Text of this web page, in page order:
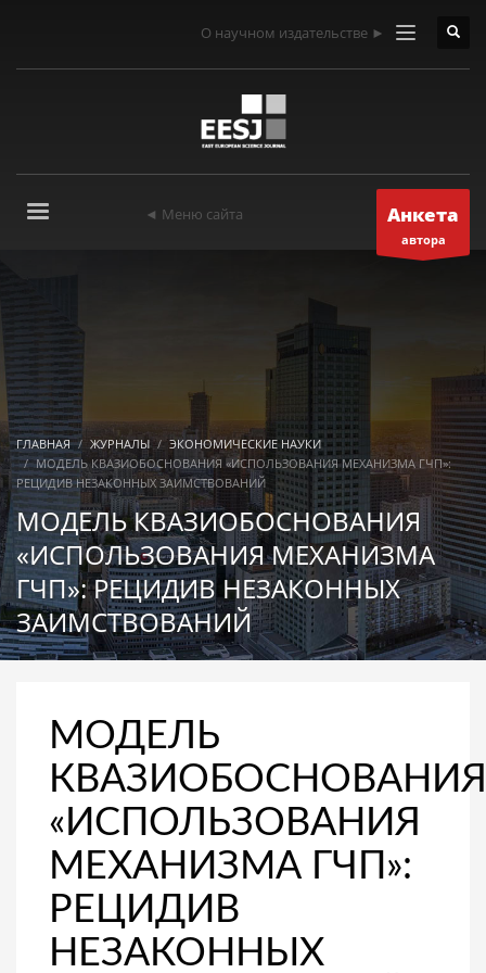
О научном издательстве ►
◄ Меню сайта Анкета
автора
ГЛАВНАЯ ЖУРНАЛЫ
ЭКОНОМИЧЕСКИЕ НАУКИ
МОДЕЛЬ КВАЗИОБОСНОВАНИЯ «ИСПОЛЬЗОВАНИЯ МЕХАНИЗМА ГЧП»:
РЕЦИДИВ НЕЗАКОННЫХ ЗАИМСТВОВАНИЙ
МОДЕЛЬ КВАЗИОБОСНОВАНИЯ
«ИСПОЛЬЗОВАНИЯ МЕХАНИЗМА
ГЧП»: РЕЦИДИВ НЕЗАКОННЫХ
ЗАИМСТВОВАНИЙ
МОДЕЛЬ
КВАЗИОБОСНОВАНИЯ
«ИСПОЛЬЗОВАНИЯ
МЕХАНИЗМА ГЧП»:
РЕЦИДИВ
НЕЗАКОННЫХ